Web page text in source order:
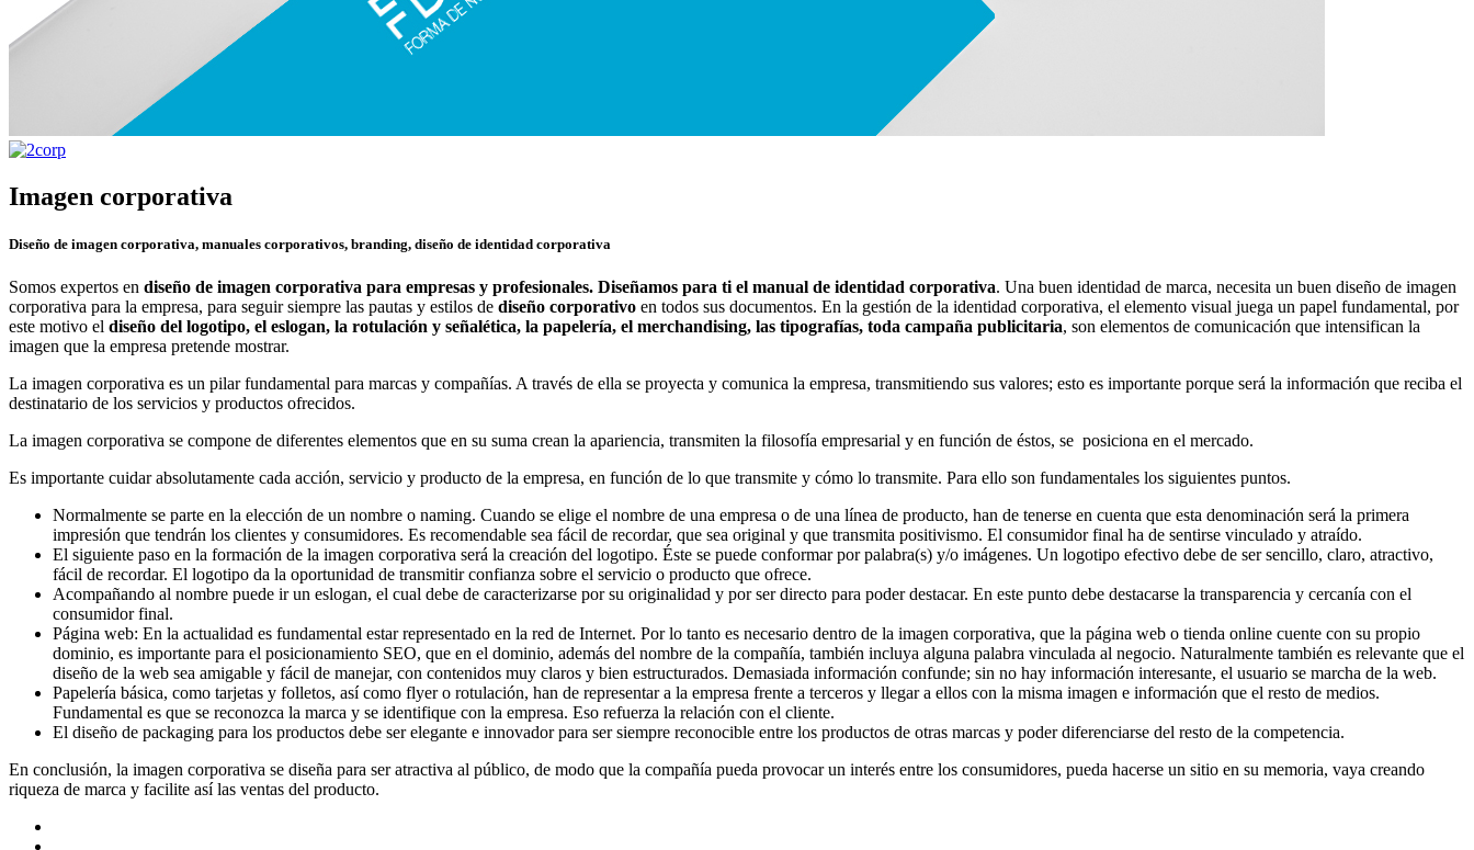
Imagen corporativa
Diseño de imagen corporativa, manuales corporativos, branding, diseño de identidad corporativa
Somos expertos en diseño de imagen corporativa para empresas y profesionales. Diseñamos para ti el manual de identidad corporativa. Una buen identidad de marca, necesita un buen diseño de imagen
corporativa para la empresa, para seguir siempre las pautas y estilos de diseño corporativo en todos sus documentos. En la gestión de la identidad corporativa, el elemento visual juega un papel fundamental, por
este motivo el diseño del logotipo, el eslogan, la rotulación y señalética, la papelería, el merchandising, las tipografías, toda campaña publicitaria, son elementos de comunicación que intensifican la
imagen que la empresa pretende mostrar.
La imagen corporativa es un pilar fundamental para marcas y compañías. A través de ella se proyecta y comunica la empresa, transmitiendo sus valores; esto es importante porque será la información que reciba el
destinatario de los servicios y productos ofrecidos.
La imagen corporativa se compone de diferentes elementos que en su suma crean la apariencia, transmiten la filosofía empresarial y en función de éstos, se posiciona en el mercado.
Es importante cuidar absolutamente cada acción, servicio y producto de la empresa, en función de lo que transmite y cómo lo transmite. Para ello son fundamentales los siguientes puntos.
Normalmente se parte en la elección de un nombre o naming. Cuando se elige el nombre de una empresa o de una línea de producto, han de tenerse en cuenta que esta denominación será la primera
impresión que tendrán los clientes y consumidores. Es recomendable sea fácil de recordar, que sea original y que transmita positivismo. El consumidor final ha de sentirse vinculado y atraído.
El siguiente paso en la formación de la imagen corporativa será la creación del logotipo. Éste se puede conformar por palabra(s) y/o imágenes. Un logotipo efectivo debe de ser sencillo, claro, atractivo,
fácil de recordar. El logotipo da la oportunidad de transmitir confianza sobre el servicio o producto que ofrece.
Acompañando al nombre puede ir un eslogan, el cual debe de caracterizarse por su originalidad y por ser directo para poder destacar. En este punto debe destacarse la transparencia y cercanía con el
consumidor final.
Página web: En la actualidad es fundamental estar representado en la red de Internet. Por lo tanto es necesario dentro de la imagen corporativa, que la página web o tienda online cuente con su propio
dominio, es importante para el posicionamiento SEO, que en el dominio, además del nombre de la compañía, también incluya alguna palabra vinculada al negocio. Naturalmente también es relevante que el
diseño de la web sea amigable y fácil de manejar, con contenidos muy claros y bien estructurados. Demasiada información confunde; sin no hay información interesante, el usuario se marcha de la web.
Papelería básica, como tarjetas y folletos, así como flyer o rotulación, han de representar a la empresa frente a terceros y llegar a ellos con la misma imagen e información que el resto de medios.
Fundamental es que se reconozca la marca y se identifique con la empresa. Eso refuerza la relación con el cliente.
El diseño de packaging para los productos debe ser elegante e innovador para ser siempre reconocible entre los productos de otras marcas y poder diferenciarse del resto de la competencia.
En conclusión, la imagen corporativa se diseña para ser atractiva al público, de modo que la compañía pueda provocar un interés entre los consumidores, pueda hacerse un sitio en su memoria, vaya creando
riqueza de marca y facilite así las ventas del producto.